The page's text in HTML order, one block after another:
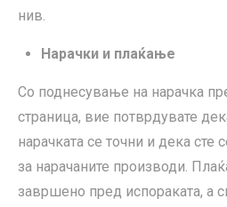
нив.
Нарачки и плаќање
Со поднесување на нарачка
страница, вие потврдувате
нарачката се точни и дека сте
за нарачаните производи.
завршено пред испораката, а